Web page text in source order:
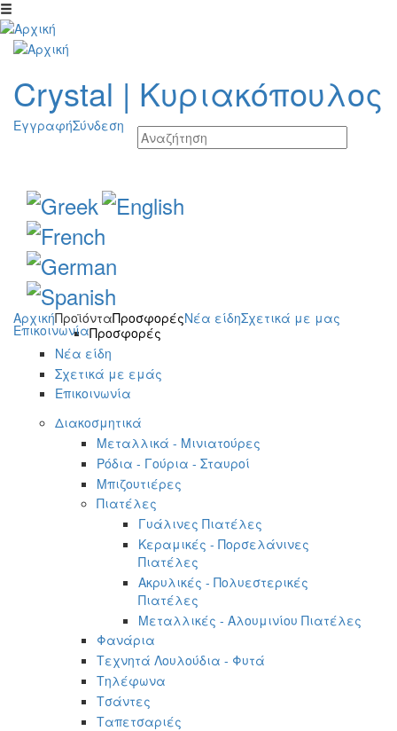
Παράκαμψη προς το κυρίως περιεχόμενο
Crystal | Κυριακόπουλος
ΕγγραφήΣύνδεση
ΑρχικήΠροϊόνταΠροσφορέςΝέα είδηΣχετικά με μας
ΕπικοινωνίαΠροσφορές
Νέα είδη
Σχετικά με εμάς
Επικοινωνία
Διακοσμητικά
Μεταλλικά - Μινιατούρες
Ρόδια - Γούρια - Σταυροί
Μπιζουτιέρες
Πιατέλες
Γυάλινες Πιατέλες
Κεραμικές - Πορσελάνινες
Πιατέλες
Ακρυλικές - Πολυεστερικές
Πιατέλες
Μεταλλικές - Αλουμινίου Πιατέλες
Φανάρια
Τεχνητά Λουλούδια - Φυτά
Τηλέφωνα
Τσάντες
Ταπετσαριές